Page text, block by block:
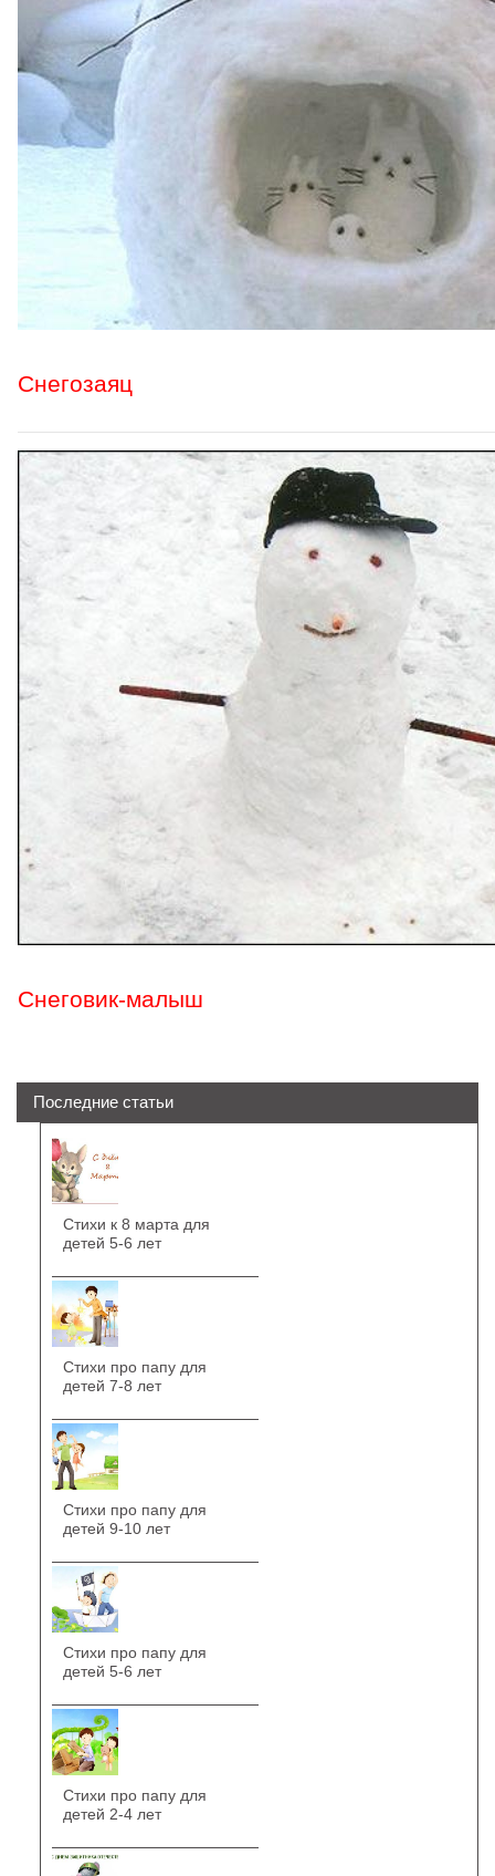
Снегозаяц
Снеговик-малыш
Последние статьи
Стихи к 8 марта для
детей 5-6 лет
Стихи про папу для
детей 7-8 лет
Стихи про папу для
детей 9-10 лет
Стихи про папу для
детей 5-6 лет
Стихи про папу для
детей 2-4 лет